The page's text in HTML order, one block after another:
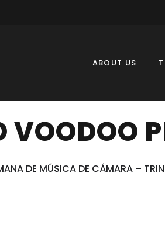
ABOUT US
VOODOO
DE MÚSICA DE CÁMARA –